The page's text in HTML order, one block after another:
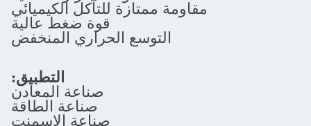
مقاومة ممتازة للتآكل الكيميائي
قوة ضغط عالية
التوسع الحراري المنخفض
صناعة المعادن
صناعة الطاقة
صناعة الاسمنت